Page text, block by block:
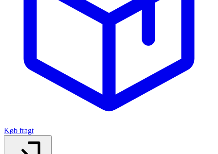
Køb fragt